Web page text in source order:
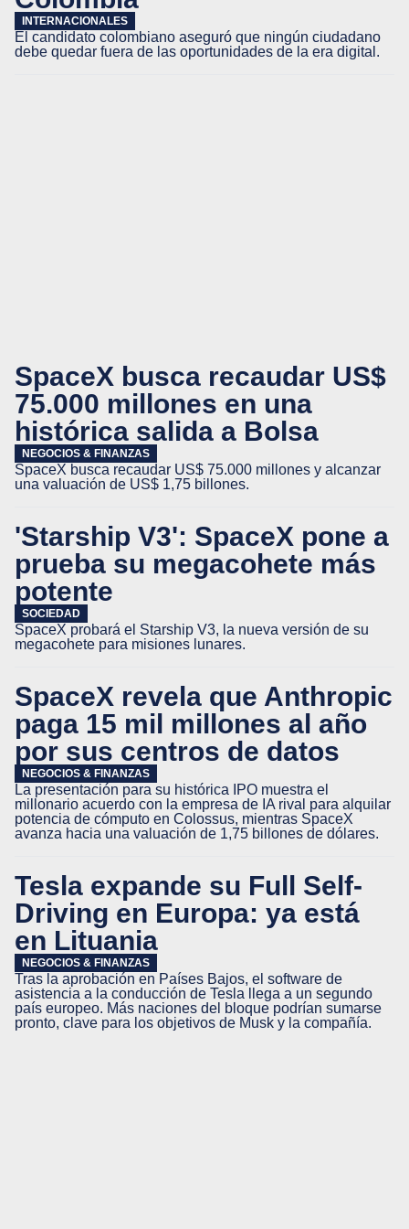
INTERNACIONALES
El candidato colombiano aseguró que ningún ciudadano
debe quedar fuera de las oportunidades de la era digital.
SpaceX busca recaudar US$
75.000 millones en una
histórica salida a Bolsa
NEGOCIOS & FINANZAS
SpaceX busca recaudar US$ 75.000 millones y alcanzar
una valuación de US$ 1,75 billones.
'Starship V3': SpaceX pone a
prueba su megacohete más
potente
SOCIEDAD
SpaceX probará el Starship V3, la nueva versión de su
megacohete para misiones lunares.
SpaceX revela que Anthropic
paga 15 mil millones al año
por sus centros de datos
NEGOCIOS & FINANZAS
La presentación para su histórica IPO muestra el
millonario acuerdo con la empresa de IA rival para alquilar
potencia de cómputo en Colossus, mientras SpaceX
avanza hacia una valuación de 1,75 billones de dólares.
Tesla expande su Full Self-
Driving en Europa: ya está
en Lituania
NEGOCIOS & FINANZAS
Tras la aprobación en Países Bajos, el software de
asistencia a la conducción de Tesla llega a un segundo
país europeo. Más naciones del bloque podrían sumarse
pronto, clave para los objetivos de Musk y la compañía.